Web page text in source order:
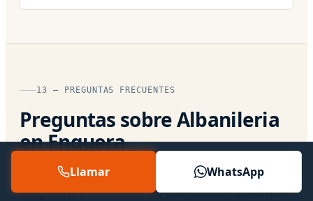
13 — PREGUNTAS FRECUENTES
Preguntas sobre Albanileria
en Enguera
Respuestas directas a lo que más nos
preguntan. Si tu caso es particular, hablamos
Llamar WhatsApp